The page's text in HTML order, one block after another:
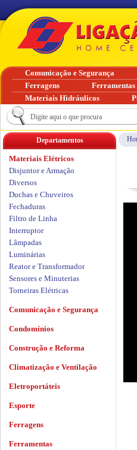
Departamentos
Materiais Elétricos
Disjuntor e Armação
Diversos
Duchas e Chuveiros
Fechaduras
Filtro de Linha
Interruptor
Lâmpadas
Luminárias
Reator e Transformador
Sensores e Minuterias
Torneiras Elétricas
Comunicação e Segurança
Condomínios
Construção e Reforma
Climatização e Ventilação
Eletroportáteis
Esporte
Ferragens
Ferramentas
Comunicação e Segurança
Ferragens
Ferramentas
Materiais Hidráulicos